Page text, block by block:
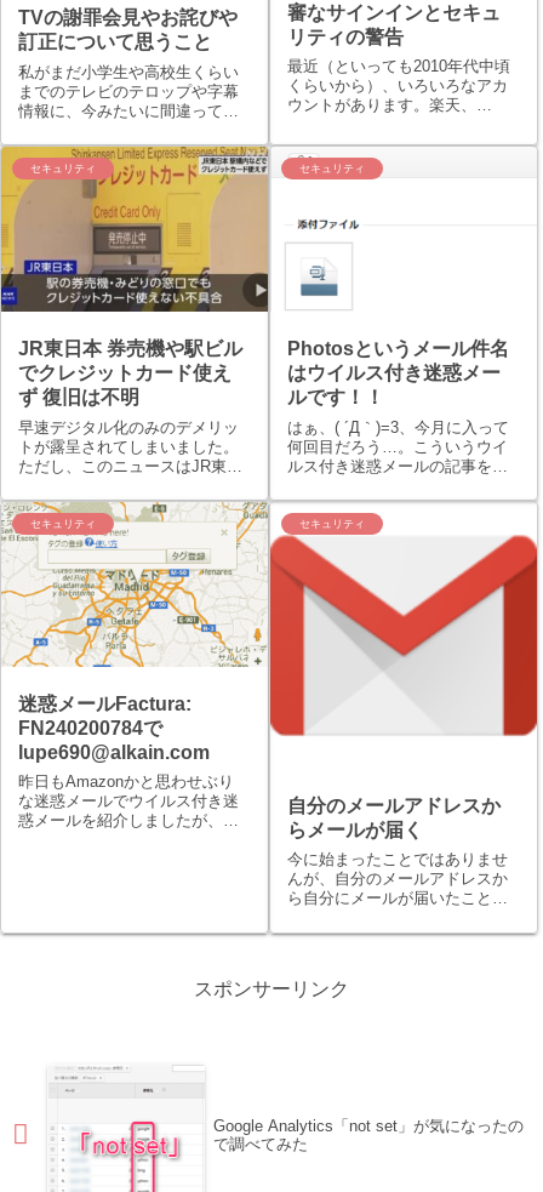
TVの謝罪会見やお詫びや
訂正について思うこと
私がまだ小学生や高校生くらい
までのテレビのテロップや字幕
情報に、今みたいに間違ってし
なにでなかったと思うんでうよ
ね…。まぁ、ニュース自体をそ
こまで気にしていなかった年頃
でもあるので明確には言えませ
んが…。ここ10...
審なサインインとセキュ
リティの警告
最近（といっても2010年代中頃
くらいから）、いろいろなアカ
ウントがあります。楽天、
各々アフィリエイトサービスプ
ロバイダー（ASP）、アプリケ
ーションサービスプロバイダー
セキュリティ
JR東日本 券売機や駅ビル
でクレジットカード使え
ず 復旧は不明
早速デジタル化のみのデメリッ
トが露呈されてしまいました。
ただし、このニュースはJR東日
あり、行政サービスや公的サー
ビスでシステム障害が起こった
場合の影響ではありません。JR
東日本も大きな会社で電車とい
う半分公的な...
セキュリティ
Photosというメール件名
はウイルス付き迷惑メー
ルです！！
はぁ、( ´Д｀)=3、今月に入って
何回目だろう…。こういうウイ
ルス付き迷惑メールの記事を書
またウイルス付き迷惑メールが
来ましたので、報告と注意喚起
として記事にさせていただいて
います。くれぐれも、同様のメ
ールのタ...
セキュリティ
迷惑メールFactura:
FN240200784で
lupe690@alkain.com
昨日もAmazonかと思わせぶり
な迷惑メールでウイルス付き迷
惑メールを紹介しましたが、ま
セキュリティ
自分のメールアドレスか
らメールが届く
今に始まったことではありませ
んが、自分のメールアドレスか
ら自分にメールが届いたことが
か。 しかも、その自分のメール
すかビックリします。 （私は、
スポンサーリンク
Google Analytics「not set」が気になったの
で調べてみた